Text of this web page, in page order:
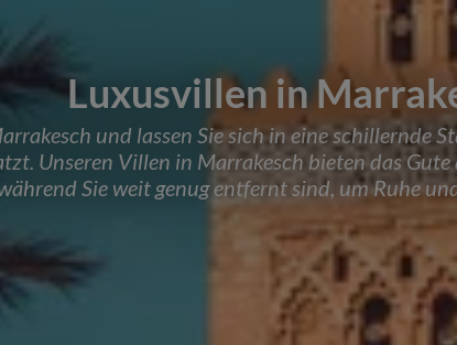
Luxusvillen in
und lassen Sie sich in eine schillernde
Unseren Villen in Marrakesch bieten das
Sie weit genug entfernt sind, um Ruhe